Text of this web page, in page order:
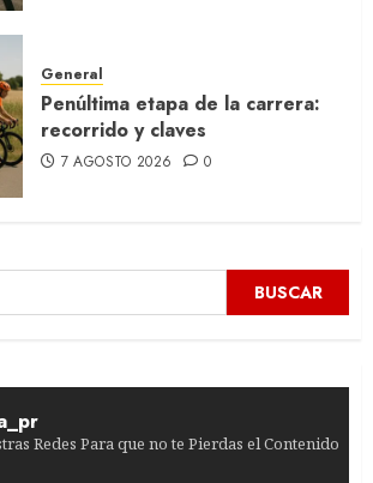
General
Penúltima etapa de la carrera:
recorrido y claves
7 AGOSTO 2026 0
Redes Para que no te Pierdas el Contenido